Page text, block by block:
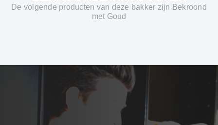
De volgende producten van deze bakker zijn Bekroond
met Goud